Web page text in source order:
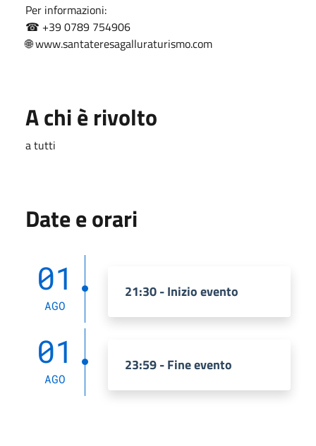
Per informazioni:
☎ ‪+39 0789 754906‬
🌐 www.santateresagalluraturismo.com
A chi è rivolto
a tutti
Date e orari
01
AGO
21:30 - Inizio evento
01
AGO
23:59 - Fine evento